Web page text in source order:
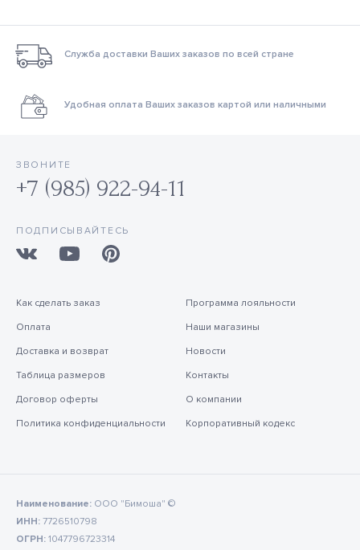
Служба доставки Ваших заказов по всей стране
Удобная оплата Ваших заказов картой или наличными
ЗВОНИТЕ
+7 (985) 922-94-11
ПОДПИСЫВАЙТЕСЬ
Как сделать заказ
Оплата
Доставка и возврат
Таблица размеров
Договор оферты
Политика конфиденциальности
Программа лояльности
Наши магазины
Новости
Контакты
О компании
Корпоративный кодекс
Наименование: ООО "Бимоша" ©
ИНН: 7726510798
ОГРН: 1047796723314